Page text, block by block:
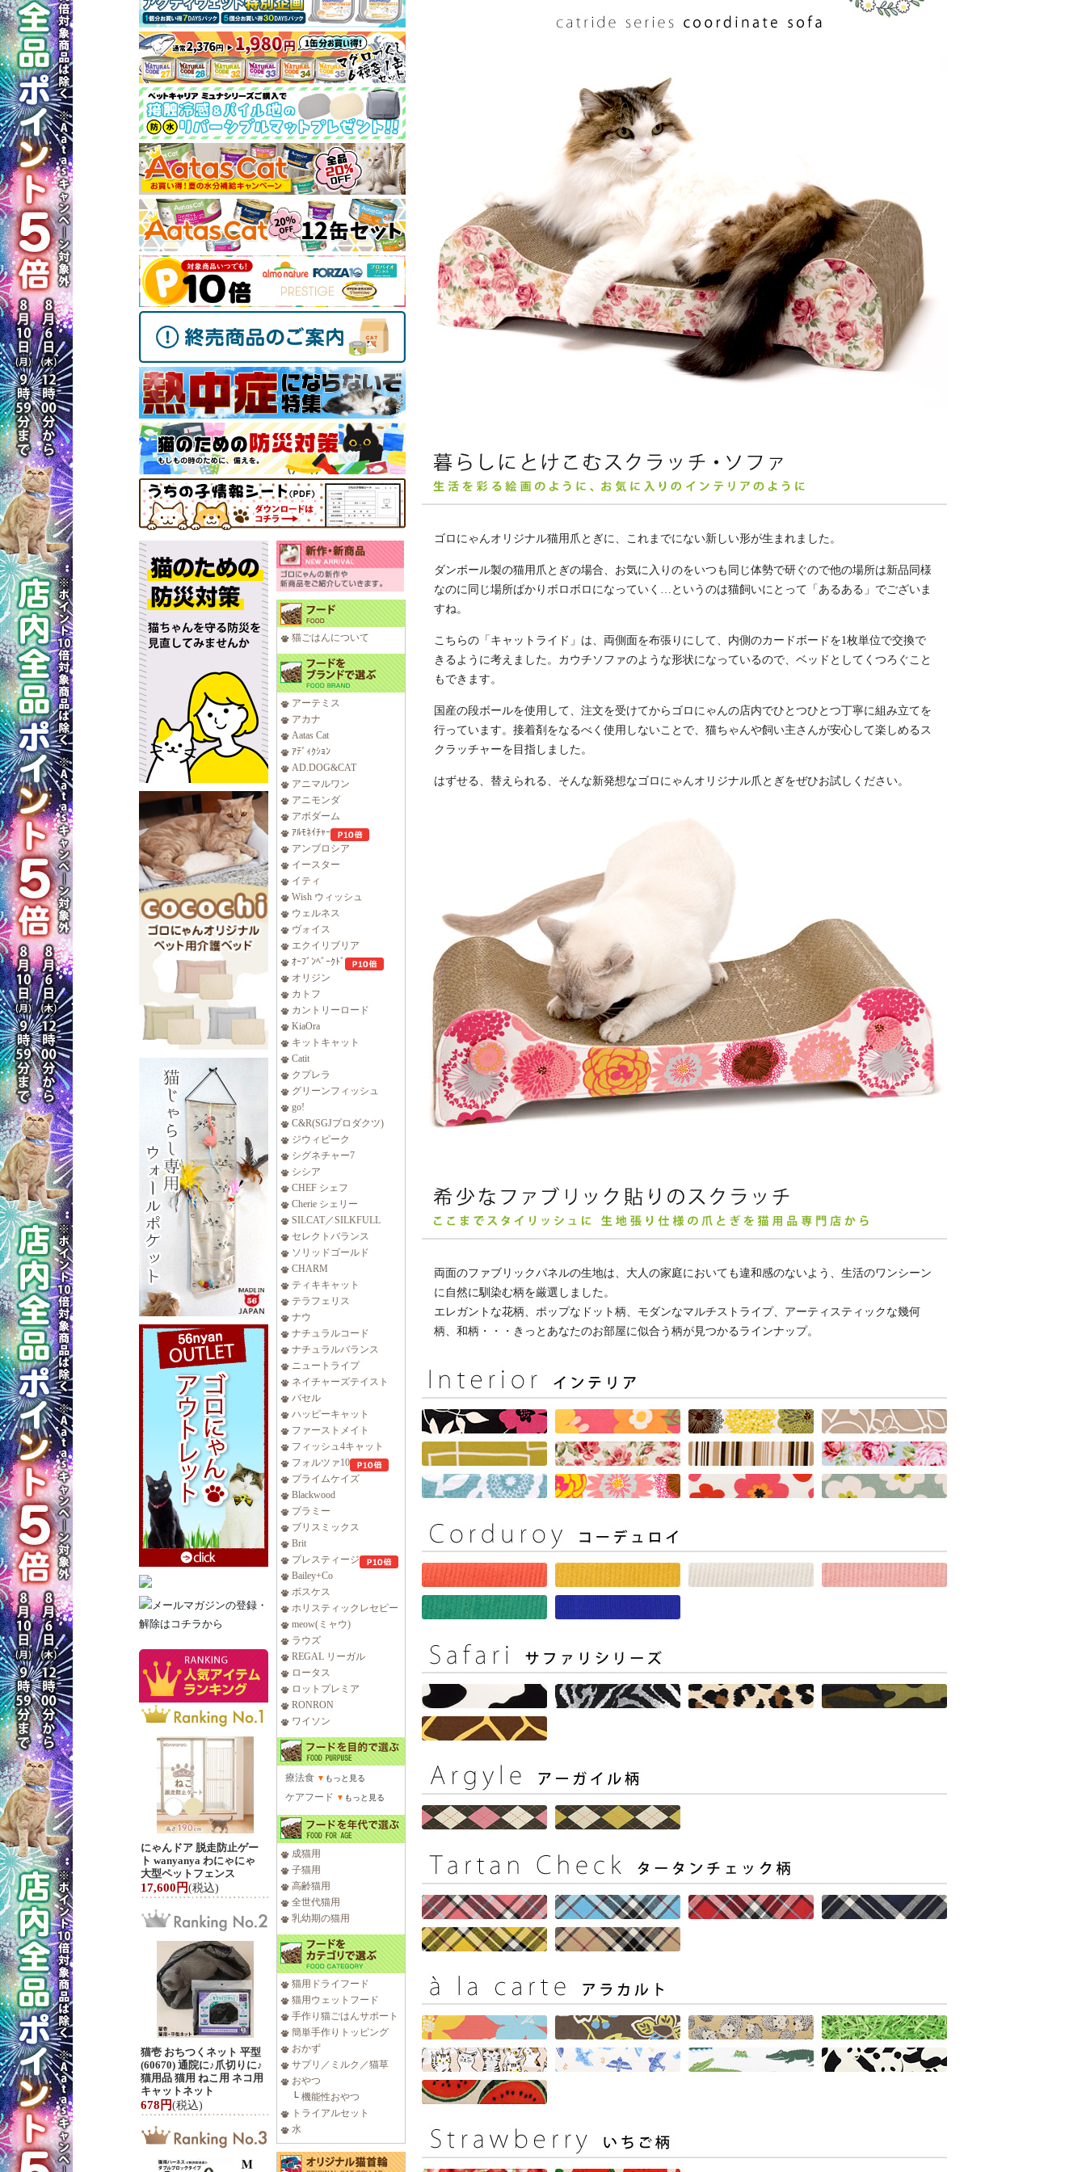
にゃんドア 脱走防止ゲー
ト wanyanya わにゃにゃ
大型ペットフェンス
17,600円(税込)
猫壱 おちつくネット 平型
(60670) 通院に♪爪切りに♪
猫用品 猫用 ねこ用 ネコ用
キャットネット
678円(税込)
猫ごはんについて
アーテミス
アカナ
Aatas Cat
ｱﾃﾞｨｸｼｮﾝ
AD.DOG&CAT
アニマルワン
アニモンダ
アボダーム
ｱﾙﾓﾈｲﾁｬｰ
アンブロシア
イースター
イティ
Wish ウィッシュ
ウェルネス
ヴォイス
エクイリブリア
ｵｰﾌﾞﾝﾍﾞｰｸﾄﾞ
オリジン
カトフ
カントリーロード
KiaOra
キットキャット
Catit
クプレラ
グリーンフィッシュ
go!
C&R(SGJプロダクツ)
ジウィピーク
シグネチャー7
シシア
CHEF シェフ
Cherie シェリー
SILCAT／SILKFULL
セレクトバランス
ソリッドゴールド
CHARM
ティキキャット
テラフェリス
ナウ
ナチュラルコード
ナチュラルバランス
ニュートライプ
ネイチャーズテイスト
バセル
ハッピーキャット
ファーストメイト
フィッシュ4キャット
フォルツァ10
プライムケイズ
Blackwood
プラミー
ブリスミックス
Brit
プレスティージ
Bailey+Co
ボスケス
ホリスティックレセピー
meow(ミャウ)
ラウズ
REGAL リーガル
ロータス
ロットプレミア
RONRON
ワイソン
療法食 ▼ もっと見る
ケアフード ▼ もっと見る
成猫用
子猫用
高齢猫用
全世代猫用
乳幼期の猫用
猫用ドライフード
猫用ウェットフード
手作り猫ごはんサポート
簡単手作りトッピング
おかず
サプリ／ミルク／猫草
おやつ
└ 機能性おやつ
トライアルセット
水
ゴロにゃんオリジナル猫用爪とぎに、これまでにない新しい形が生まれました。
ダンボール製の猫用爪とぎの場合、お気に入りのをいつも同じ体勢で研ぐので他の場所は新品同様
なのに同じ場所ばかりボロボロになっていく…というのは猫飼いにとって「あるある」でございま
すね。
こちらの「キャットライド」は、両側面を布張りにして、内側のカードボードを1枚単位で交換で
きるように考えました。カウチソファのような形状になっているので、ベッドとしてくつろぐこと
もできます。
国産の段ボールを使用して、注文を受けてからゴロにゃんの店内でひとつひとつ丁寧に組み立てを
行っています。接着剤をなるべく使用しないことで、猫ちゃんや飼い主さんが安心して楽しめるス
クラッチャーを目指しました。
はずせる、替えられる、そんな新発想なゴロにゃんオリジナル爪とぎをぜひお試しください。
両面のファブリックパネルの生地は、大人の家庭においても違和感のないよう、生活のワンシーン
に自然に馴染む柄を厳選しました。
エレガントな花柄、ポップなドット柄、モダンなマルチストライプ、アーティスティックな幾何
柄、和柄・・・きっとあなたのお部屋に似合う柄が見つかるラインナップ。